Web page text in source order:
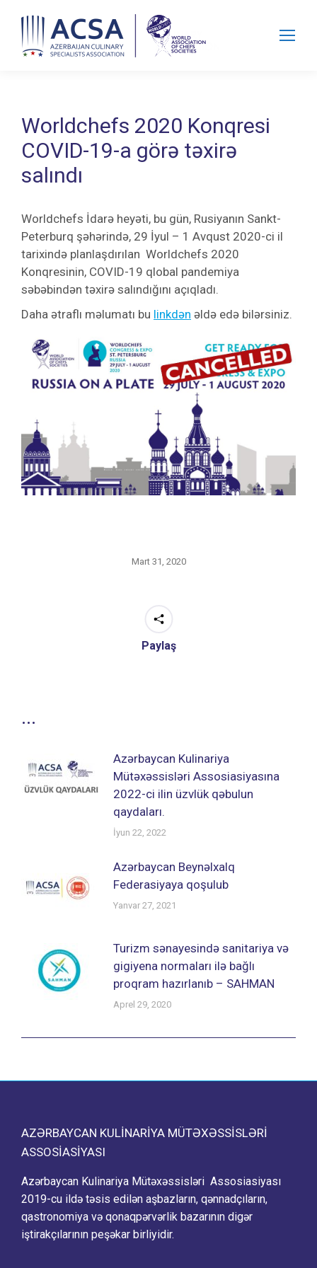
Search:
Worldchefs 2020 Konqresi
COVID-19-a görə təxirə
salındı
Worldchefs İdarə heyəti, bu gün, Rusiyanın Sankt-
Peterburq şəhərində, 29 İyul – 1 Avqust 2020-ci il
tarixində planlaşdırılan Worldchefs 2020
Konqresinin, COVID-19 qlobal pandemiya
səbəbindən təxirə salındığını açıqladı.
Daha ətraflı məlumatı bu linkdən əldə edə bilərsiniz.
Mart 31, 2020
Paylaş
...
Azərbaycan Kulinariya
Mütəxəssisləri Assosiasiyasına
2022-ci ilin üzvlük qəbulun
qaydaları.
İyun 22, 2022
Azərbaycan Beynəlxalq
Federasiyaya qoşulub
Yanvar 27, 2021
Turizm sənayesində sanitariya və
gigiyena normaları ilə bağlı
proqram hazırlanıb – SAHMAN
Aprel 29, 2020
AZƏRBAYCAN KULINARIYA MÜTƏXƏSSISLƏRI
ASSOSIASIYASI
Azərbaycan Kulinariya Mütəxəssisləri Assosiasiyası
2019-cu ildə təsis edilən aşbazların, qənnadçıların,
qastronomiya və qonaqpərvərlik bazarının digər
iştirakçılarının peşəkar birliyidir.